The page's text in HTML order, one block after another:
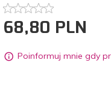
68,80 PLN
Poinformuj mnie gdy